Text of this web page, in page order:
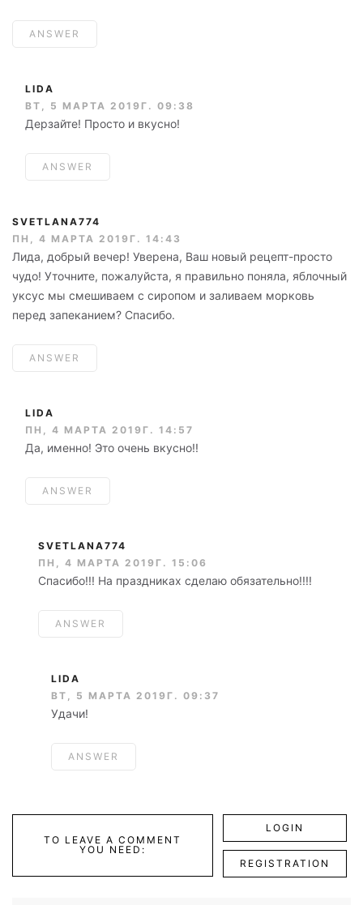
ANSWER
LIDA
ВТ, 5 МАРТА 2019Г. 09:38
Дерзайте! Просто и вкусно!
ANSWER
SVETLANA774
ПН, 4 МАРТА 2019Г. 14:43
Лида, добрый вечер! Уверена, Ваш новый рецепт-просто
чудо! Уточните, пожалуйста, я правильно поняла, яблочный
уксус мы смешиваем с сиропом и заливаем морковь
перед запеканием? Спасибо.
ANSWER
LIDA
ПН, 4 МАРТА 2019Г. 14:57
Да, именно! Это очень вкусно!!
ANSWER
SVETLANA774
ПН, 4 МАРТА 2019Г. 15:06
Спасибо!!! На праздниках сделаю обязательно!!!!
ANSWER
LIDA
ВТ, 5 МАРТА 2019Г. 09:37
Удачи!
ANSWER
TO LEAVE A COMMENT
YOU NEED:
LOGIN
REGISTRATION